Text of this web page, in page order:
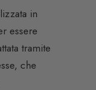
in
essere
tramite
che